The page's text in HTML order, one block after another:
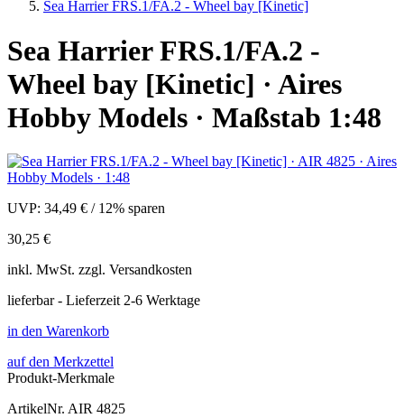
Sea Harrier FRS.1/FA.2 - Wheel bay [Kinetic]
Sea Harrier FRS.1/FA.2 -
Wheel bay [Kinetic] · Aires
Hobby Models · Maßstab 1:48
UVP: 34,49 € / 12% sparen
30,25 €
inkl. MwSt. zzgl. Versandkosten
lieferbar - Lieferzeit 2-6 Werktage
in den Warenkorb
auf den Merkzettel
Produkt-Merkmale
ArtikelNr. AIR 4825